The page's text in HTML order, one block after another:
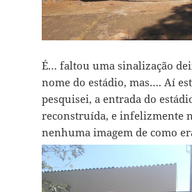
É… faltou uma sinalização
nome do estádio, mas…. Aí
pesquisei, a entrada do
reconstruída, e infelizmente
nenhuma imagem de como